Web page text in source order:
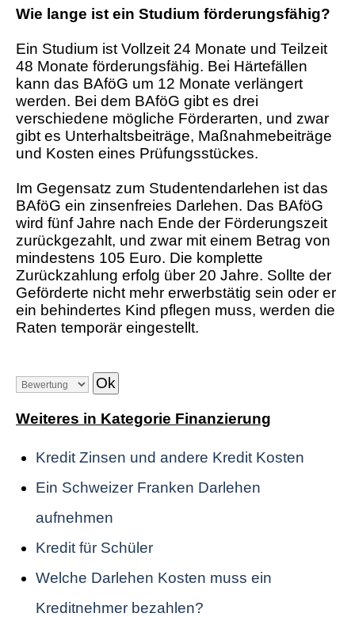
Wie lange ist ein Studium förderungsfähig?
Ein Studium ist Vollzeit 24 Monate und Teilzeit
48 Monate förderungsfähig. Bei Härtefällen
kann das BAföG um 12 Monate verlängert
werden. Bei dem BAföG gibt es drei
verschiedene mögliche Förderarten, und zwar
gibt es Unterhaltsbeiträge, Maßnahmebeiträge
und Kosten eines Prüfungsstückes.
Im Gegensatz zum Studentendarlehen ist das
BAföG ein zinsenfreies Darlehen. Das BAföG
wird fünf Jahre nach Ende der Förderungszeit
zurückgezahlt, und zwar mit einem Betrag von
mindestens 105 Euro. Die komplette
Zurückzahlung erfolg über 20 Jahre. Sollte der
Geförderte nicht mehr erwerbstätig sein oder er
ein behindertes Kind pflegen muss, werden die
Raten temporär eingestellt.
Weiteres in Kategorie Finanzierung
Kredit Zinsen und andere Kredit Kosten
Ein Schweizer Franken Darlehen
aufnehmen
Kredit für Schüler
Welche Darlehen Kosten muss ein
Kreditnehmer bezahlen?